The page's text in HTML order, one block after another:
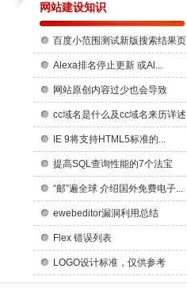
网站建设知识
百度小范围测试新版搜索结果页
...
Alexa排名停止更新 或Al...
网站原创内容过少也会导致
Ad...
cc域名是什么及cc域名来历详述
IE 9将支持HTML5标准的...
提高SQL查询性能的7个法宝
“邮”遍全球 介绍国外免费电子...
ewebeditor漏洞利用总结
Flex 错误列表
LOGO设计标准，仅供参考